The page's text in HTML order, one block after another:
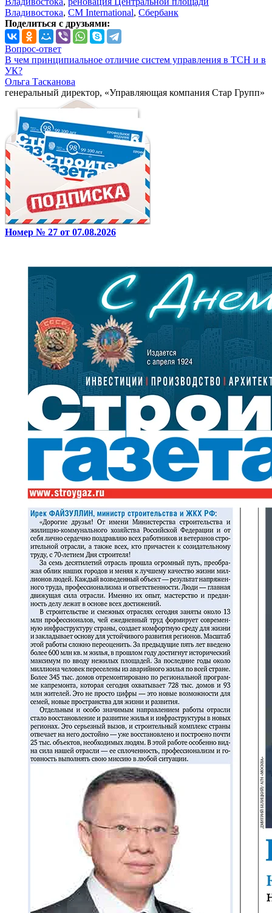
Владивостока, CM International, Сбербанк
Поделиться с друзьями:
Вопрос-ответ
В чем принципиальное отличие систем управления в ТСН и в
УК?
Ольга Тасканова
генеральный директор, «Управляющая компания Стар Групп»
Номер № 27 от 07.08.2026